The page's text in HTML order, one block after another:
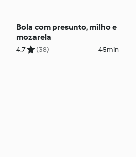
Bola com presunto, milho e
mozarela
4.7 (38) 45min